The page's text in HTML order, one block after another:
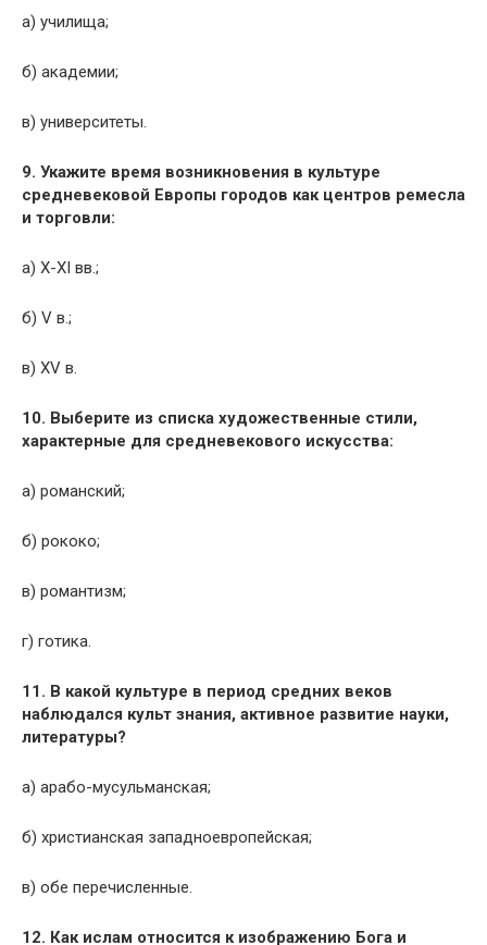
а) училища;
б) академии;
в) университеты.
9. Укажите время возникновения в культуре
средневековой Европы городов как центров ремесла
и торговли:
а) X-XI вв.;
б) V в.;
в) XV в.
10. Выберите из списка художественные стили,
характерные для средневекового искусства:
а) романский;
б) рококо;
в) романтизм;
г) готика.
11. В какой культуре в период средних веков
наблюдался культ знания, активное развитие науки,
литературы?
а) арабо-мусульманская;
б) христианская западноевропейская;
в) обе перечисленные.
12. Как ислам относится к изображению Бога и